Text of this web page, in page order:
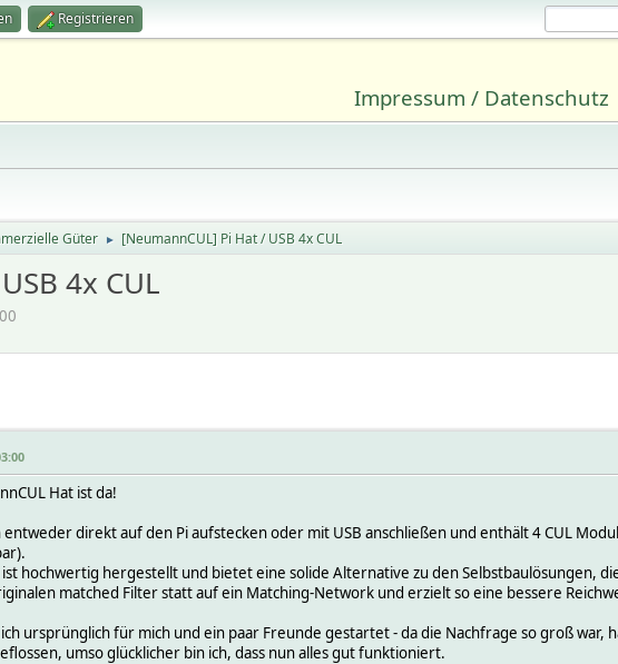
Registrieren
Impressum / Datenschutz
Güter ► [NeumannCUL] Pi Hat / USB 4x CUL
4x CUL
Hat ist da!
entweder direkt auf den Pi aufstecken oder mit USB anschließen und enthält 4 CUL
hochwertig hergestellt und bietet eine solide Alternative zu den Selbstbaulösungen,
matched Filter statt auf ein Matching-Network und erzielt so eine bessere
ursprünglich für mich und ein paar Freunde gestartet - da die Nachfrage so groß
umso glücklicher bin ich, dass nun alles gut funktioniert.